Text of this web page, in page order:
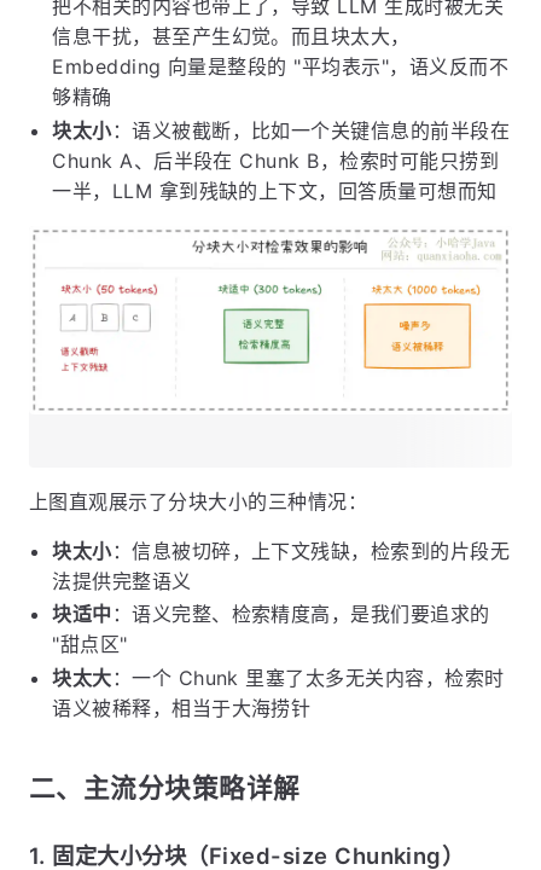
把不相关的内容也带上了，导致 LLM 生成时被无关
信息干扰，甚至产生幻觉。而且块太大，
Embedding 向量是整段的 "平均表示"，语义反而不
够精确
块太小：语义被截断，比如一个关键信息的前半段在
Chunk A、后半段在 Chunk B，检索时可能只捞到
一半，LLM 拿到残缺的上下文，回答质量可想而知
上图直观展示了分块大小的三种情况：
块太小：信息被切碎，上下文残缺，检索到的片段无
法提供完整语义
块适中 ：语义完整、检索精度高，是我们要追求的
"甜点区"
块太大 ：一个 Chunk 里塞了太多无关内容，检索时
语义被稀释，相当于大海捞针
二、主流分块策略详解
1. 固定大小分块（Fixed-size Chunking）